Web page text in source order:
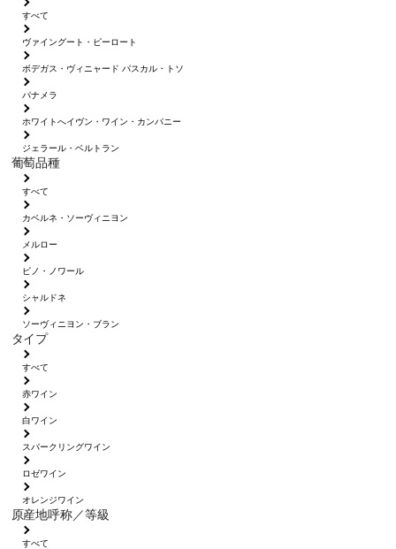
すべて
ヴァイングート・ピーロート
ボデガス・ヴィニャード パスカル・トソ
パナメラ
ホワイトへイヴン・ワイン・カンパニー
ジェラール・ベルトラン
葡萄品種
すべて
カベルネ・ソーヴィニヨン
メルロー
ピノ・ノワール
シャルドネ
ソーヴィニヨン・ブラン
タイプ
すべて
赤ワイン
白ワイン
スパークリングワイン
ロゼワイン
オレンジワイン
原産地呼称／等級
すべて